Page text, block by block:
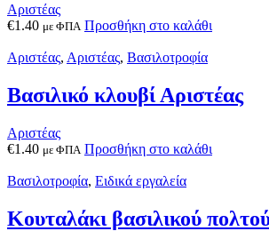
Αριστέας
€1.40 με ΦΠΑ Προσθήκη στο καλάθι
Αριστέας, Αριστέας, Βασιλοτροφία
Βασιλικό κλουβί Αριστέας
Αριστέας
€1.40 με ΦΠΑ Προσθήκη στο καλάθι
Βασιλοτροφία, Ειδικά εργαλεία
Κουταλάκι βασιλικού